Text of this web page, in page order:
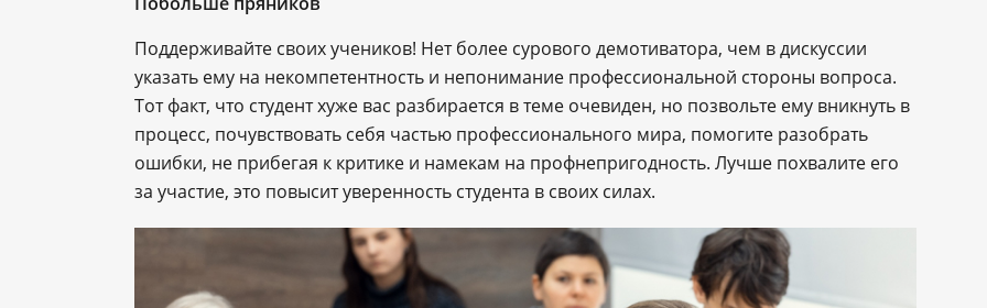
Поддерживайте своих учеников! Нет более сурового демотиватора, чем в дискуссии
указать ему на некомпетентность и непонимание профессиональной стороны вопроса.
Тот факт, что студент хуже вас разбирается в теме очевиден, но позвольте ему вникнуть в
процесс, почувствовать себя частью профессионального мира, помогите разобрать
ошибки, не прибегая к критике и намекам на профнепригодность. Лучше похвалите его
за участие, это повысит уверенность студента в своих силах.